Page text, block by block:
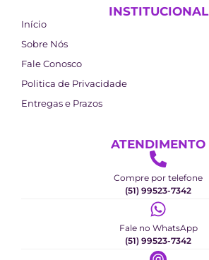
INSTITUCIONAL
Início
Sobre Nós
Fale Conosco
Politica de Privacidade
Entregas e Prazos
ATENDIMENTO
Compre por telefone
(51) 99523-7342
Fale no WhatsApp
(51) 99523-7342